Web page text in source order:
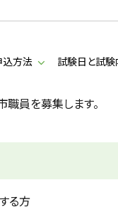
込方法 試験日と試
員を募集します。
る方